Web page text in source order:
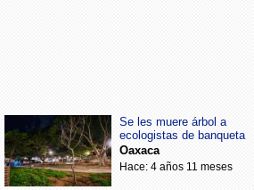
Se les muere árbol a
ecologistas de banqueta
Oaxaca
Hace: 4 años 11 meses